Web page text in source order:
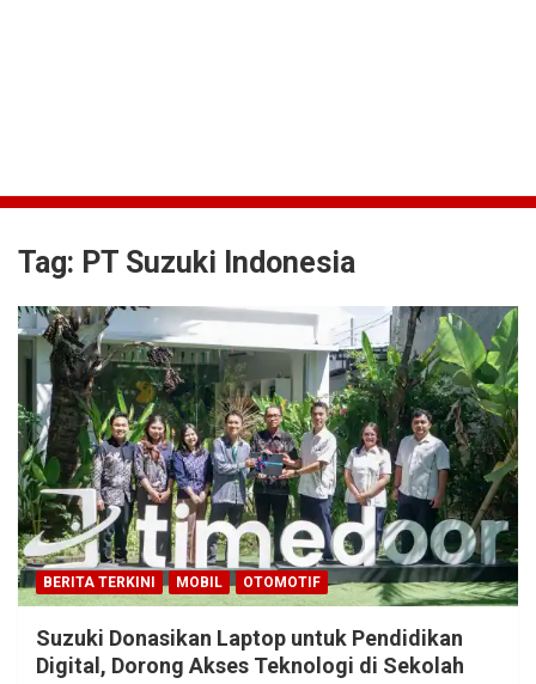
Tag: PT Suzuki Indonesia
BERITA TERKINI MOBIL OTOMOTIF
Suzuki Donasikan Laptop untuk Pendidikan
Digital, Dorong Akses Teknologi di Sekolah